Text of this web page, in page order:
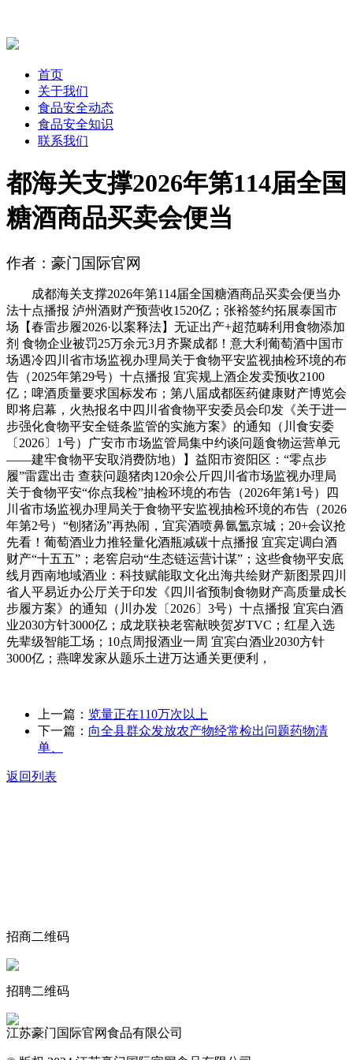
首页
关于我们
食品安全动态
食品安全知识
联系我们
都海关支撑2026年第114届全国
糖酒商品买卖会便当
作者：豪门国际官网
成都海关支撑2026年第114届全国糖酒商品买卖会便当办
法十点播报 泸州酒财产预营收1520亿；张裕签约拓展泰国市
场【春雷步履2026·以案释法】无证出产+超范畴利用食物添加
剂 食物企业被罚25万余元3月齐聚成都！意大利葡萄酒中国市
场遇冷四川省市场监视办理局关于食物平安监视抽检环境的布
告（2025年第29号）十点播报 宜宾规上酒企发卖预收2100
亿；啤酒质量要求国标发布；第八届成都医药健康财产博览会
即将启幕，火热报名中四川省食物平安委员会印发《关于进一
步强化食物平安全链条监管的实施方案》的通知（川食安委
〔2026〕1号）广安市市场监管局集中约谈问题食物运营单元
——建牢食物平安取消费防地）】益阳市资阳区：“零点步
履”雷霆出击 查获问题猪肉120余公斤四川省市场监视办理局
关于食物平安“你点我检”抽检环境的布告（2026年第1号）四
川省市场监视办理局关于食物平安监视抽检环境的布告（2026
年第2号）“刨猪汤”再热闹，宜宾酒喷鼻氤氲京城；20+会议抢
先看！葡萄酒业力推轻量化酒瓶减碳十点播报 宜宾定调白酒
财产“十五五”；老窖启动“生态链运营计谋”；这些食物平安底
线月西南地域酒业：科技赋能取文化出海共绘财产新图景四川
省人平易近办公厅关于印发《四川省预制食物财产高质量成长
步履方案》的通知（川办发〔2026〕3号）十点播报 宜宾白酒
业2030方针3000亿；成龙联袂老窖献映贺岁TVC；红星入选
先辈级智能工场；10点周报酒业一周 宜宾白酒业2030方针
3000亿；燕啤发家从题乐土进万达通关更便利，
上一篇： 览量正在110万次以上
下一篇： 向全县群众发放农产物经常检出问题药物清
单、
返回列表
招商二维码
招聘二维码
江苏豪门国际官网食品有限公司